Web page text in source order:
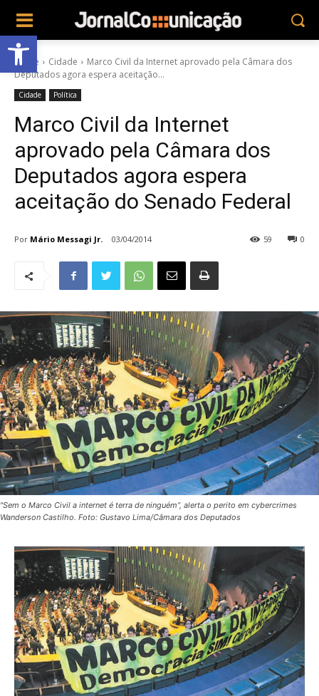
Abrir a barra de ferramentas
Home Cidade
Marco Civil da Internet aprovado pela Câmara dos
Deputados agora espera aceitação...
Cidade Política
Marco Civil da Internet
aprovado pela Câmara dos
Deputados agora espera
aceitação do Senado Federal
Por Mário Messagi Jr. 03/04/2014 0
59
"Sem o Marco Civil a internet é terra de ninguém”, alerta o perito em cybercrimes
Wanderson Castilho. Foto: Gustavo Lima/Câmara dos Deputados